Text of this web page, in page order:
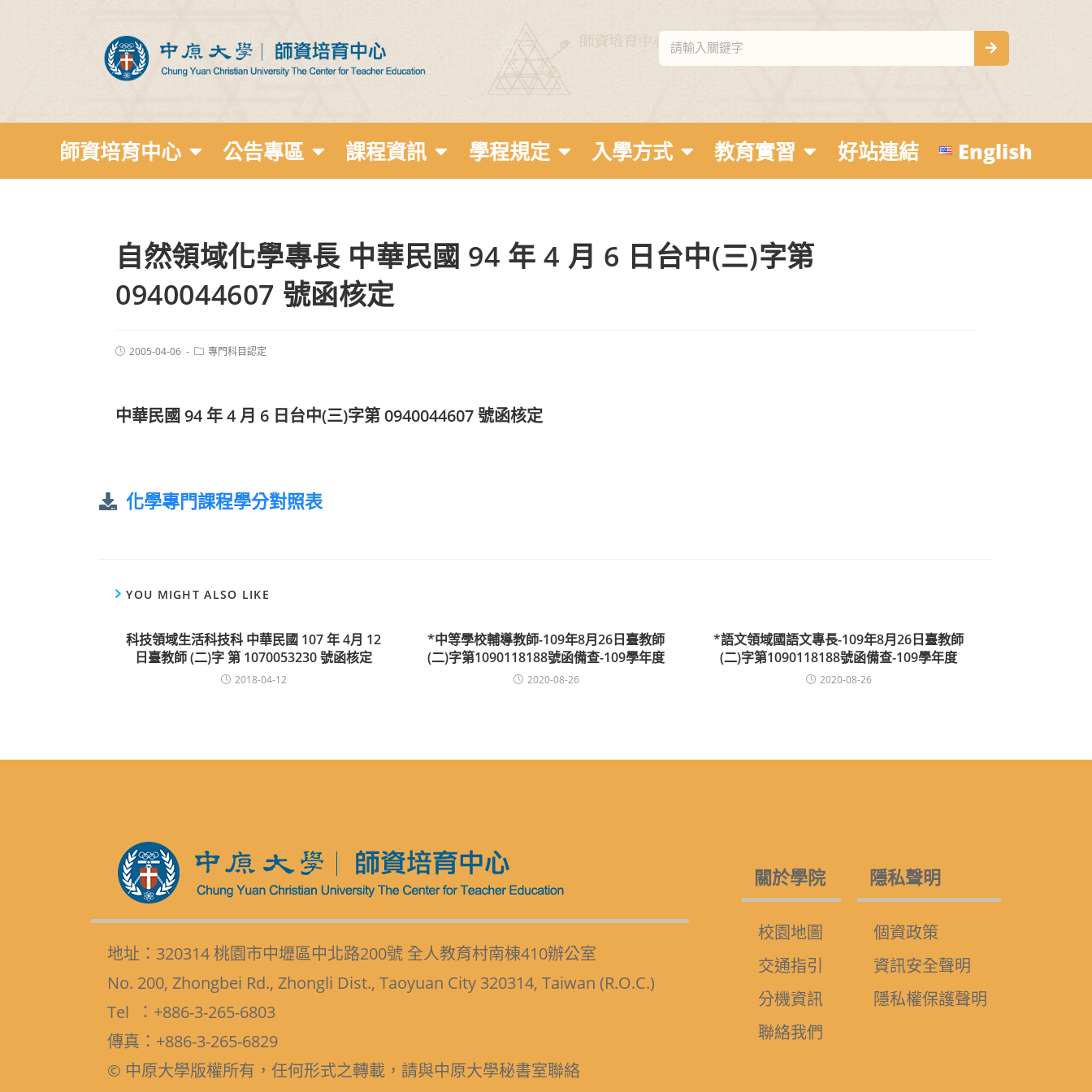
師資培育中心 公告專區 課程資訊 學程規定 入學方式 教育實習 好站連結 English
自然領域化學專長 中華民國 94 年 4 月 6 日台中(三)字第
0940044607 號函核定
2005-04-06 專門科目認定
中華民國 94 年 4 月 6 日台中(三)字第 0940044607 號函核定
化學專門課程學分對照表
YOU MIGHT ALSO LIKE
科技領域生活科技科 中華民國 107 年 4月 12
日臺教師 (二)字 第 1070053230 號函核定
2018-04-12
*中等學校輔導教師-109年8月26日臺教師
(二)字第1090118188號函備查-109學年度
2020-08-26
*語文領域國語文專長-109年8月26日臺教師
(二)字第1090118188號函備查-109學年度
2020-08-26
地址：320314 桃園市中壢區中北路200號 全人教育村南棟410辦公室
No. 200, Zhongbei Rd., Zhongli Dist., Taoyuan City 320314, Taiwan (R.O.C.)
Tel ：+886-3-265-6803
傳真：+886-3-265-6829
© 中原大學版權所有，任何形式之轉載，請與中原大學秘書室聯絡
關於學院
校園地圖
交通指引
分機資訊
聯絡我們
隱私聲明
個資政策
資訊安全聲明
隱私權保護聲明